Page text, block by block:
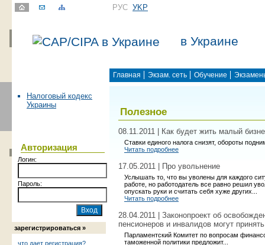
РУС УKР
в Украине
Главная Экзам. сеть Обучение
Налоговый кодекс
Украины
Авторизация
Логин:
Пароль:
зарегистрироваться »
что дает регистрация?
Полезное
08.11.2011 | Как будет жить малый
Ставки единого налога снизят, обороты
Читать подробнее
17.05.2011 | Про увольнение
Услышать то, что вы уволены для каждого
работе, но работодатель все равно решил
опускать руки и считать себя хуже других...
Читать подробнее
28.04.2011 | Законопроект об
пенсионеров и инвалидов могут
Парламентский Комитет по вопросам
таможенной политики предложит...